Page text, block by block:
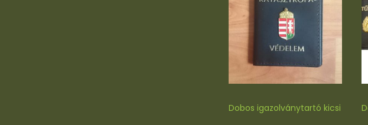
Dobos igazolványtartó kicsi